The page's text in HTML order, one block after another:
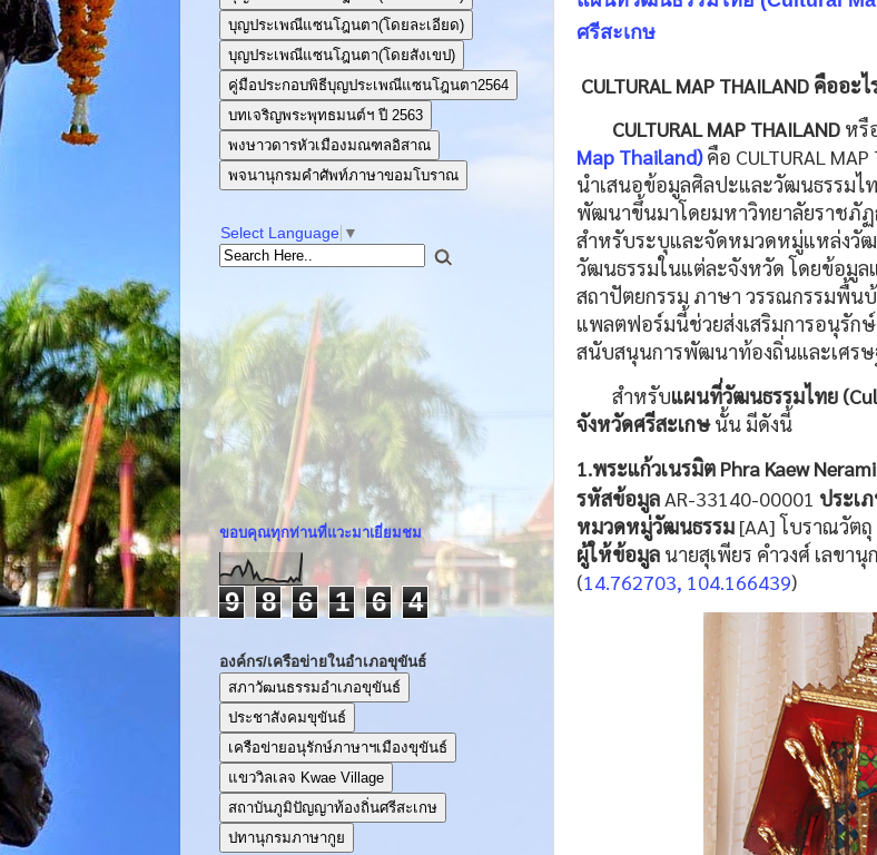
ศรีสะเกษ
CULTURAL MAP THAILAND คืออะไ
CULTURAL MAP THAILAND หรื
Map Thailand)คือ CULTURAL
นำเสนอข้อมูลศิลปะและวัฒนธรรมไ
พัฒนาขึ้นมาโดยมหาวิทยาลัยราชภั
สำหรับระบุและจัดหมวดหมู่แหล่งวั
วัฒนธรรมในแต่ละจังหวัด โดยข้อมู
สถาปัตยกรรม ภาษา วรรณกรรมพื้น
แพลตฟอร์มนี้ช่วยส่งเสริมการอนุรั
สนับสนุนการพัฒนาท้องถิ่นและเศร
สำหรับแผนที่วัฒนธรรมไทย
จังหวัดศรีสะเกษนั้น มีดังนี้
1.พระแก้วเนรมิต Phra Kaew
รหัสข้อมูลAR-33140-00001 ประเ
หมวดหมู่วัฒนธรรม [AA] โบราณวัตถุ
ผู้ให้ข้อมูล นายสุเพียร คำวงศ์ เลขา
(14.762703, 104.166439)
บุญประเพณีแซนโฎนตา(โดยละเอียด)
บุญประเพณีแซนโฎนตา(โดยสังเขป)
คู่มือประกอบพิธีบุญประเพณีแซนโฎนตา2564
บทเจริญพระพุทธมนต์ฯ ปี 2563
พงษาวดารหัวเมืองมณฑลอิสาณ
พจนานุกรมคำศัพท์ภาษาขอมโบราณ
Select Language ▼
ขอบคุณทุกท่านที่แวะมาเยี่ยมชม
9 8 6 1 6 4
องค์กร/เครือข่ายในอำเภอขุขันธ์
สภาวัฒนธรรมอำเภอขุขันธ์
ประชาสังคมขุขันธ์
เครือข่ายอนุรักษ์ภาษาฯเมืองขุขันธ์
แขววิลเลจ Kwae Village
สถาบันภูมิปัญญาท้องถิ่นศรีสะเกษ
ปทานุกรมภาษากูย